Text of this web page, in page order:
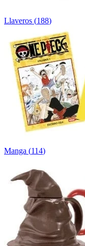
Llaveros (188)
Manga (114)